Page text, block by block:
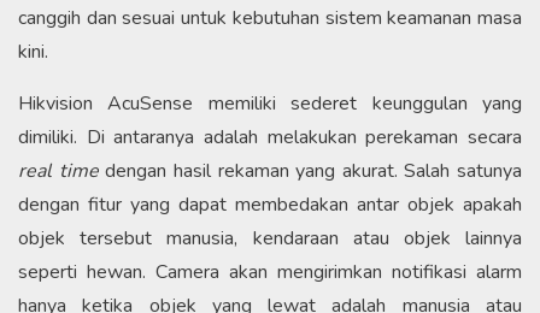
canggih dan sesuai untuk kebutuhan sistem keamanan masa
kini.
Hikvision AcuSense memiliki sederet keunggulan yang
dimiliki. Di antaranya adalah melakukan perekaman secara
real timedengan hasil rekaman yang akurat. Salah satunya
dengan fitur yang dapat membedakan antar objek apakah
objek tersebut manusia, kendaraan atau objek lainnya
seperti hewan. Camera akan mengirimkan notifikasi alarm
hanya ketika objek yang lewat adalah manusia atau